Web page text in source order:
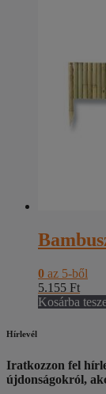
0 az 5-ből
5.155 Ft
Kosárba
Hírlevél
Iratkozzon fel
újdonságokról,